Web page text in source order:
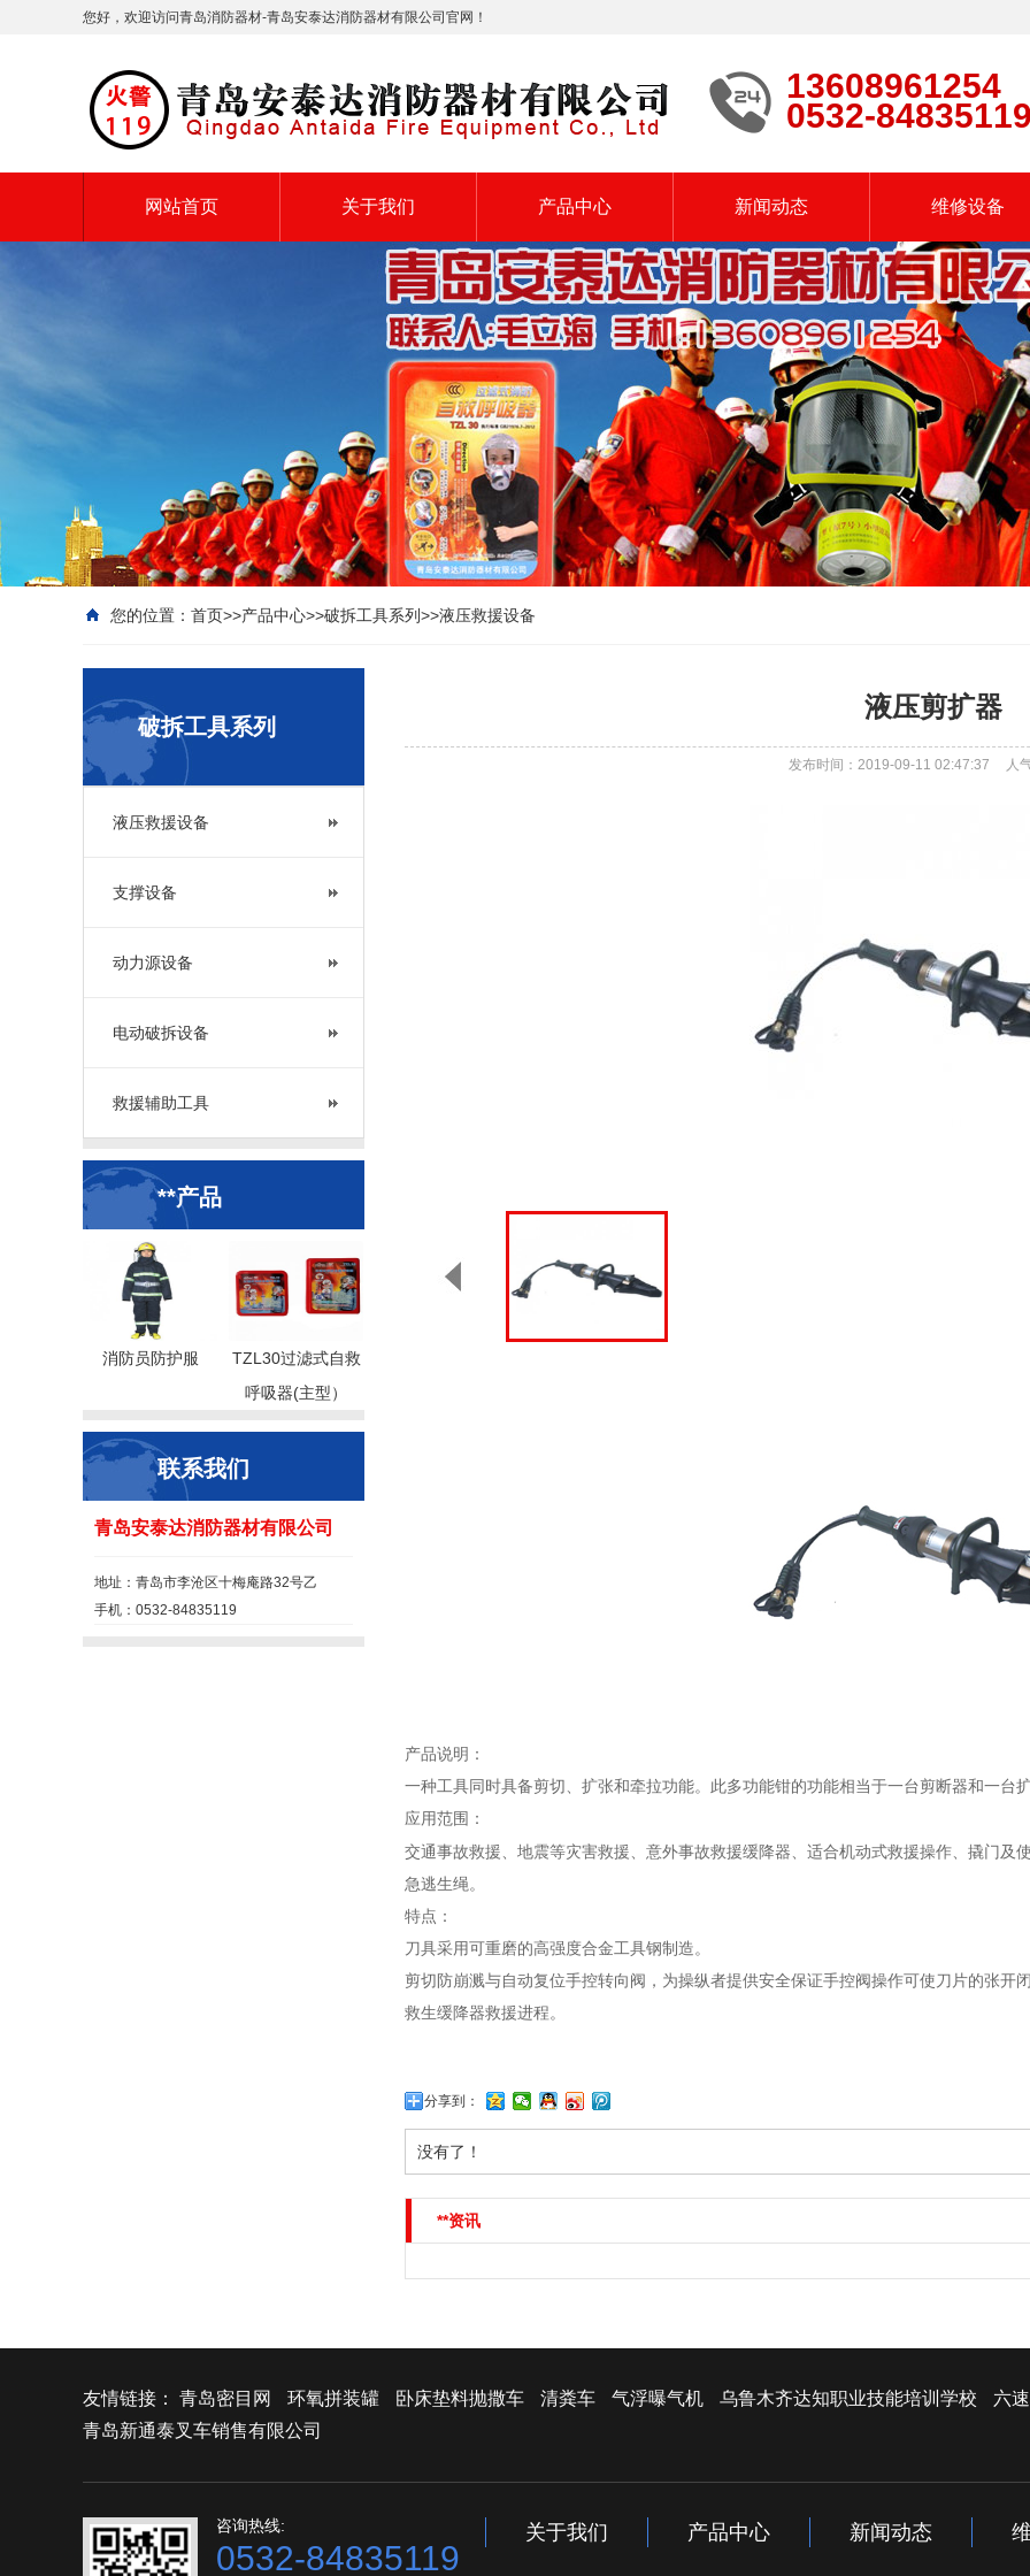
您好，欢迎访问青岛消防器材-青岛安泰达消防器材有限公司官网！
13608961254
0532-
网站首页 关于我们 产品中心 新闻动态 维修设备
您的位置： 首页>>产品中心>>破拆工具系列>>液压救援设备
破拆工具系列
液压救援设备
支撑设备
动力源设备
电动破拆设备
救援辅助工具
**产品
消防员防护服
TZL30过滤式自救
呼吸器(主型）
联系我们
青岛安泰达消防器材有限公司
地址：青岛市李沧区十梅庵路32号乙
手机：0532-84835119
液压剪扩器
发布时间：2019-09-11 02:47:37 人
产品说明：
一种工具同时具备剪切、扩张和牵拉功能。此多功能钳的功能相当于一台剪断器和一台
应用范围：
交通事故救援、地震等灾害救援、意外事故救援缓降器、 适合机动式救援操作、 撬门及
急逃生绳。
特点：
刀具采用可重磨的高强度合金工具钢制造。
剪切防崩溅与自动复位手控转向阀，为操纵者提供安全保证手控阀操作可使刀片的张开
救生缓降器救援进程。
分享到：
没有了！
**资讯
友情链接： 青岛密目网 环氧拼装罐 卧床垫料抛撒车 清粪车 气浮曝气机 乌鲁木齐达知职业技能培训学校
六
青岛新通泰叉车销售有限公司
咨询热线:
0532-84835119
关于我们 产品中心 新闻动态